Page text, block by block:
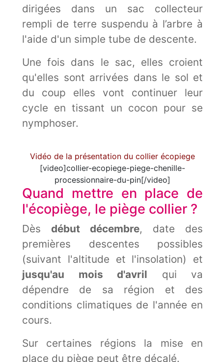
dirigées dans un sac collecteur
rempli de terre suspendu à l’arbre à
l'aide d'un simple tube de descente.
Une fois dans le sac, elles croient
qu'elles sont arrivées dans le sol et
du coup elles vont continuer leur
cycle en tissant un cocon pour se
nymphoser.
Vidéo de la présentation du collier écopiege
[video]collier-ecopiege-piege-chenille-
processionnaire-du-pin[/video]
Quand mettre en place de
l'écopiège, le piège collier ?
Dès début décembre, date des
premières descentes possibles
(suivant l'altitude et l'insolation) et
jusqu'au mois d'avril qui va
dépendre de sa région et des
conditions climatiques de l'année en
cours.
Sur certaines régions la mise en
place du piège peut être décalé.